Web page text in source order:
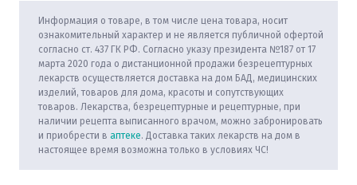
Информация о товаре, в том числе цена товара, носит
ознакомительный характер и не является публичной офертой
согласно ст. 437 ГК РФ. Согласно указу президента №187 от 17
марта 2020 года о дистанционной продажи безрецептурных
лекарств осуществляется доставка на дом БАД, медицинских
изделий, товаров для дома, красоты и сопутствующих
товаров. Лекарства, безрецептурные и рецептурные, при
наличии рецепта выписанного врачом, можно забронировать
и приобрести в аптеке. Доставка таких лекарств на дом в
настоящее время возможна только в условиях ЧС!